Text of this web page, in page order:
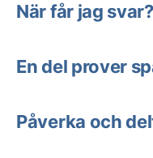
När får jag svar?
En del prover
Påverka och